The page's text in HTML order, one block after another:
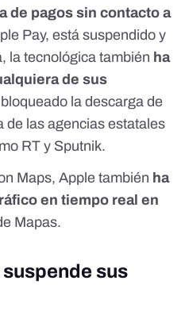
de pagos sin contacto a
Pay, está suspendido y
, la tecnológica también ha
de sus
bloqueado la descarga de
de las agencias estatales
RT y Sputnik.
Maps, Apple también ha
en tiempo real en
Mapas.
sus